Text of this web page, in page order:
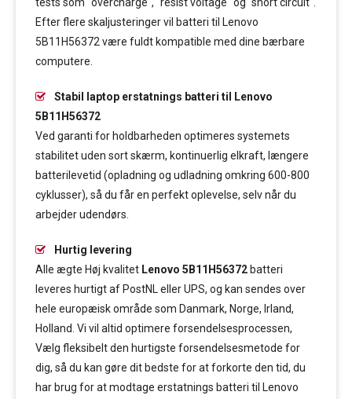
Efter flere skaljusteringer vil batteri til Lenovo
5B11H56372 være fuldt kompatible med dine bærbare
computere.
Stabil laptop erstatnings batteri til Lenovo
5B11H56372
Ved garanti for holdbarheden optimeres systemets
stabilitet uden sort skærm, kontinuerlig elkraft, længere
batterilevetid (opladning og udladning omkring 600-800
cyklusser), så du får en perfekt oplevelse, selv når du
arbejder udendørs.
Hurtig levering
Alle ægte Høj kvalitet Lenovo 5B11H56372 batteri
leveres hurtigt af PostNL eller UPS, og kan sendes over
hele europæisk område som Danmark, Norge, Irland,
Holland. Vi vil altid optimere forsendelsesprocessen,
Vælg fleksibelt den hurtigste forsendelsesmetode for
dig, så du kan gøre dit bedste for at forkorte den tid, du
har brug for at modtage erstatnings batteri til Lenovo